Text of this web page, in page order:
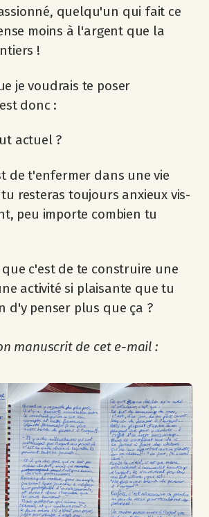
quelqu'un qui fait ce
moins à l'argent que la
!
je voudrais te poser
donc :
actuel ?
de t'enfermer dans une vie
resteras toujours anxieux vis-
peu importe combien tu
que c'est de te construire une
activité si plaisante que tu
d'y penser plus que ça ?
manuscrit de cet e-mail :